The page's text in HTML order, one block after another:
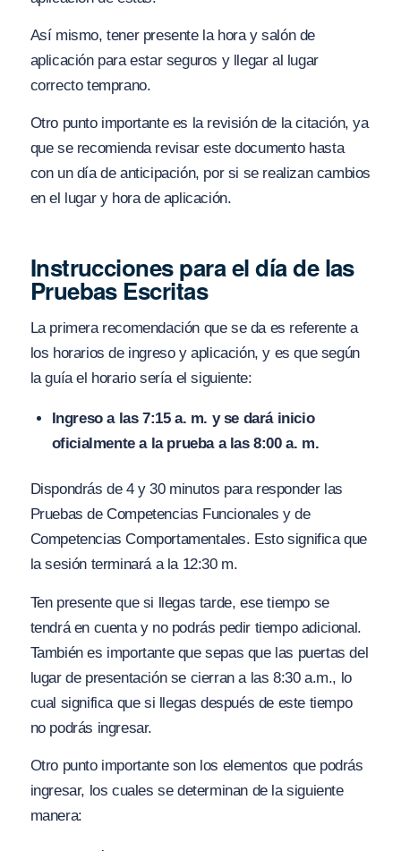
Así mismo, tener presente la hora y salón de
aplicación para estar seguros y llegar al lugar
correcto temprano.
Otro punto importante es la revisión de la citación, ya
que se recomienda revisar este documento hasta
con un día de anticipación, por si se realizan cambios
en el lugar y hora de aplicación.
Instrucciones para el día de las
Pruebas Escritas
La primera recomendación que se da es referente a
los horarios de ingreso y aplicación, y es que según
la guía el horario sería el siguiente:
Ingreso a las 7:15 a. m. y se dará inicio
oficialmente a la prueba a las 8:00 a. m.
Dispondrás de 4 y 30 minutos para responder las
Pruebas de Competencias Funcionales y de
Competencias Comportamentales. Esto significa que
la sesión terminará a la 12:30 m.
Ten presente que si llegas tarde, ese tiempo se
tendrá en cuenta y no podrás pedir tiempo adicional.
También es importante que sepas que las puertas del
lugar de presentación se cierran a las 8:30 a.m., lo
cual significa que si llegas después de este tiempo
no podrás ingresar.
Otro punto importante son los elementos que podrás
ingresar, los cuales se determinan de la siguiente
manera: